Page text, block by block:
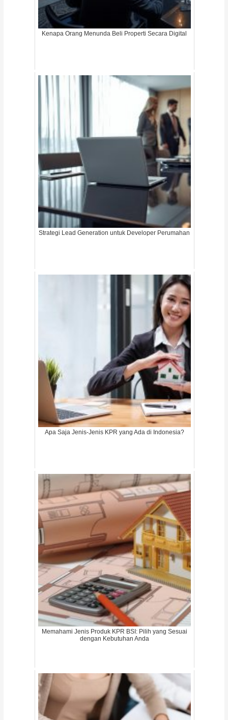
Kenapa Orang Menunda Beli Properti Secara Digital
Strategi Lead Generation untuk Developer Perumahan
Apa Saja Jenis-Jenis KPR yang Ada di Indonesia?
Memahami Jenis Produk KPR BSI: Pilih yang Sesuai
dengan Kebutuhan Anda